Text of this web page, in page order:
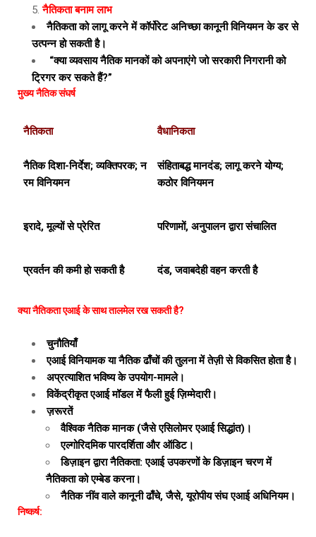
नैतिकता बनाम लाभ
नैतिकता को लागू करने में कॉर्पोरेट अनिच्छा कानूनी विनियमन के डर से
उत्पन्न हो सकती है।
“क्या व्यवसाय नैतिक मानकों को अपनाएंगे जो सरकारी निगरानी को
ट्रिगर कर सकते हैं?”
मुख्य नैतिक संघर्ष
नैतिकता वैधानिकता
नैतिक दिशा-निर्देश; व्यक्तिपरक; न
रम विनियमन
संहिताबद्ध मानदंड; लागू करने योग्य;
कठोर विनियमन
इरादे, मूल्यों से प्रेरित परिणामों, अनुपालन द्वारा संचालित
प्रवर्तन की कमी हो सकती है दंड, जवाबदेही वहन करती है
क्या नैतिकता एआई के साथ तालमेल रख सकती है?
चुनौतियाँ
एआई विनियामक या नैतिक ढाँचों की तुलना में तेज़ी से विकसित होता है।
अप्रत्याशित भविष्य के उपयोग-मामले।
विकेंद्रीकृत एआई मॉडल में फैली हुई ज़िम्मेदारी।
ज़रूरतें
वैश्विक नैतिक मानक (जैसे एसिलोमर एआई सिद्धांत)।
एल्गोरिदमिक पारदर्शिता और ऑडिट।
डिज़ाइन द्वारा नैतिकता: एआई उपकरणों के डिज़ाइन चरण में
नैतिकता को एम्बेड करना।
नैतिक नींव वाले कानूनी ढाँचे, जैसे, यूरोपीय संघ एआई अधिनियम।
निष्कर्ष: